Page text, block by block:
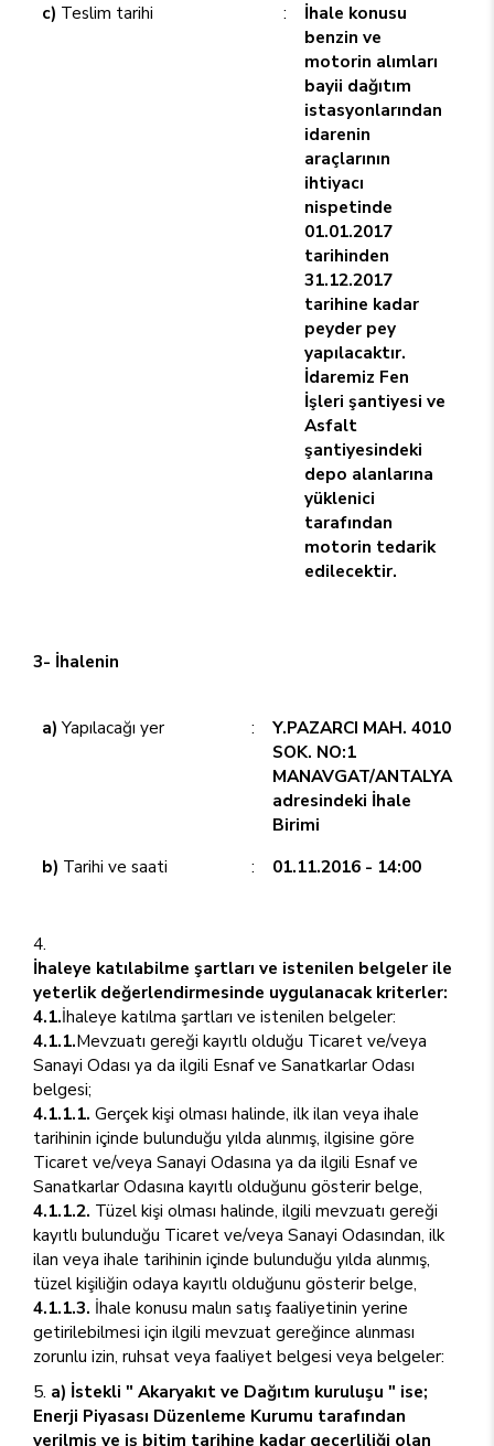
c) Teslim tarihi :
İhale konusu
benzin ve
motorin alımları
bayii dağıtım
istasyonlarından
idarenin
araçlarının
ihtiyacı
nispetinde
01.01.2017
tarihinden
31.12.2017
tarihine kadar
peyder pey
yapılacaktır.
İdaremiz Fen
İşleri şantiyesi ve
Asfalt
şantiyesindeki
depo alanlarına
yüklenici
tarafından
motorin tedarik
edilecektir.
3- İhalenin
a)Yapılacağı yer :
Y.PAZARCI MAH. 4010
SOK. NO:1
MANAVGAT/ANTALYA
adresindeki İhale
Birimi
b) Tarihi ve saati : 01.11.2016 - 14:00
İhaleye katılabilme şartları ve istenilen belgeler ile
yeterlik değerlendirmesinde uygulanacak kriterler:
4.1.İhaleye katılma şartları ve istenilen belgeler:
4.1.1.Mevzuatı gereği kayıtlı olduğu Ticaret ve/veya
Sanayi Odası ya da ilgili Esnaf ve Sanatkarlar Odası
belgesi;
4.1.1.1. Gerçek kişi olması halinde, ilk ilan veya ihale
tarihinin içinde bulunduğu yılda alınmış, ilgisine göre
Ticaret ve/veya Sanayi Odasına ya da ilgili Esnaf ve
Sanatkarlar Odasına kayıtlı olduğunu gösterir belge,
4.1.1.2. Tüzel kişi olması halinde, ilgili mevzuatı gereği
kayıtlı bulunduğu Ticaret ve/veya Sanayi Odasından, ilk
ilan veya ihale tarihinin içinde bulunduğu yılda alınmış,
tüzel kişiliğin odaya kayıtlı olduğunu gösterir belge,
4.1.1.3. İhale konusu malın satış faaliyetinin yerine
getirilebilmesi için ilgili mevzuat gereğince alınması
zorunlu izin, ruhsat veya faaliyet belgesi veya belgeler:
a) İstekli " Akaryakıt ve Dağıtım kuruluşu " ise;
Enerji Piyasası Düzenleme Kurumu tarafından
verilmiş ve iş bitim tarihine kadar geçerliliği olan